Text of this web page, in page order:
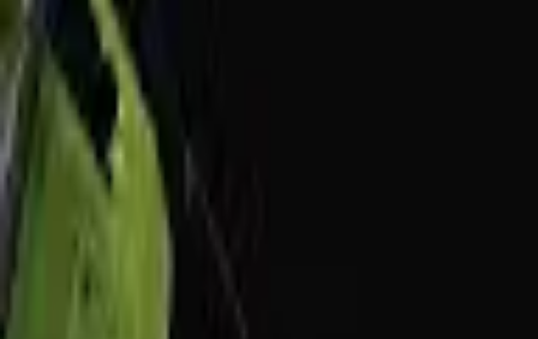
アカウント登録
ログイン
ユーザーGoogle
james124597
(C) SOUND ON LIVE, Inc. with a whole lot of ♥